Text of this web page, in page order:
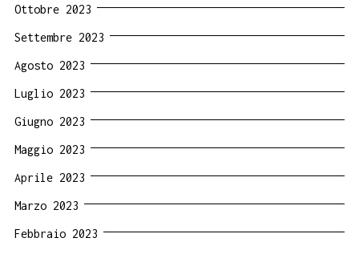
Ottobre 2023
Settembre 2023
Agosto 2023
Luglio 2023
Giugno 2023
Maggio 2023
Aprile 2023
Marzo 2023
Febbraio 2023